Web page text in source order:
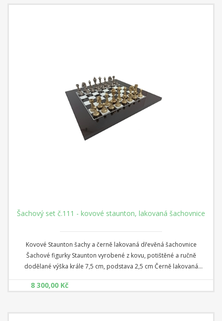
Šachový set č.111 - kovové staunton, lakovaná šachovnice
Kovové Staunton šachy a černě lakovaná dřevěná šachovnice
Šachové figurky Staunton vyrobené z kovu, potištěné a ručně
dodělané výška krále 7,5 cm, podstava 2,5 cm Černě lakovaná
8 300,00 Kč